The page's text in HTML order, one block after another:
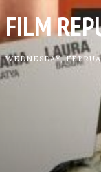
FILM
WEDNESDAY,